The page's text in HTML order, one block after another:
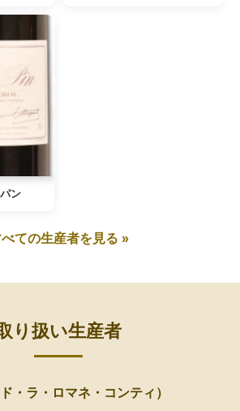
ン
ての生産者を見る »
り扱い生産者
・ラ・ロマネ・コンティ）